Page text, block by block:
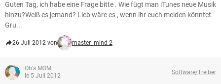
Guten Tag, ich habe eine Frage bitte . Wie fügt man iTunes neue Musik
hinzu?Weiß es jemand? Lieb wäre es , wenn ihr euch melden könntet.
Gru...
26 Juli 2012 von master -mind 2
Ob's MOM
le 5 Juli 2012
Software/Treiber